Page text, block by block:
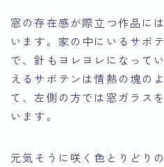
窓の存在感が際立つ作品に
います。家の中にいるサボ
で、針もヨレヨレになって
えるサボテンは情熱の塊の
て、左側の方では窓ガラス
います。
元気そうに咲く色とりどり